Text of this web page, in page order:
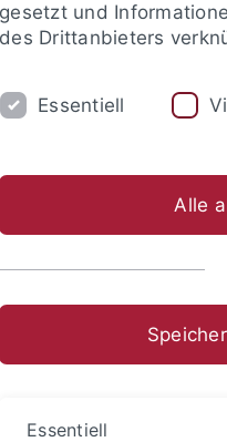
um sich anzumelden:
gesetzt und
des Drittanbieters
Essentiell
Alle
Essentiell